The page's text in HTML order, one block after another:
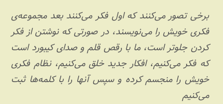
برخی تصور می‌کنند که اول فکر می‌کنند بعد مجموعه‌ی
فکری خویش را می‌نویسند، در صورتی که نوشتن از فکر
کردن جلوتر است، ما با رقص قلم و صدای کیبورد است
که فکر می‌کنیم، افکار جدید خلق می‌کنیم، نظام فکری
خویش را منجسم کرده و سپس آنها را با کلمه‌ها ثبت
می‌کنیم